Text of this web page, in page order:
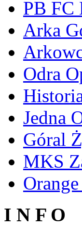
PB FC
Arka
Odra
Jedna
Góral
MKS
I N F O